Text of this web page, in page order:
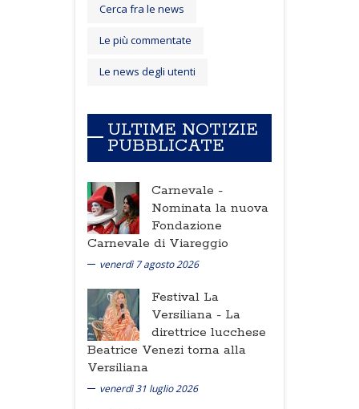
Cerca fra le news
Le più commentate
Le news degli utenti
ULTIME NOTIZIE
PUBBLICATE
Carnevale -
Nominata la nuova
Fondazione
Carnevale di Viareggio
venerdì 7 agosto 2026
Festival La
Versiliana - La
direttrice lucchese
Beatrice Venezi torna alla
Versiliana
venerdì 31 luglio 2026